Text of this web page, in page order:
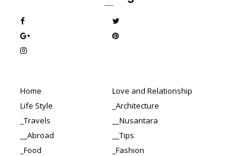
Home
Love and Relationship
Life Style
_Architecture
_Travels
__Nusantara
__Abroad
__Tips
_Food
_Fashion